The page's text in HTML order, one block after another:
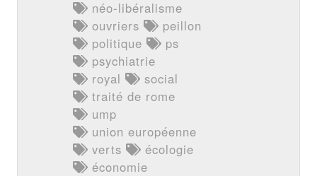
néo-libéralisme
ouvriers
peillon
politique
ps
psychiatrie
royal
social
traité de rome
ump
union européenne
verts
écologie
économie